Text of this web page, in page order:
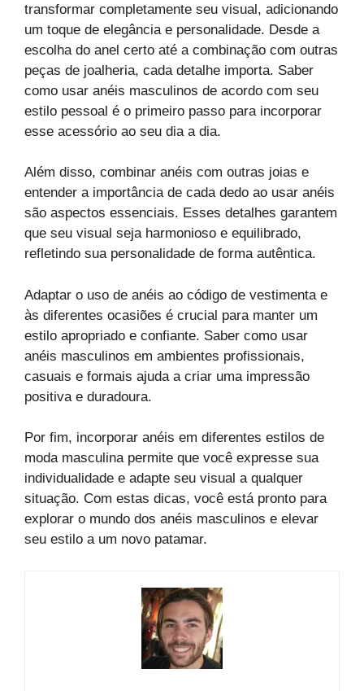
transformar completamente seu visual, adicionando
um toque de elegância e personalidade. Desde a
escolha do anel certo até a combinação com outras
peças de joalheria, cada detalhe importa. Saber
como usar anéis masculinos de acordo com seu
estilo pessoal é o primeiro passo para incorporar
esse acessório ao seu dia a dia.
Além disso, combinar anéis com outras joias e
entender a importância de cada dedo ao usar anéis
são aspectos essenciais. Esses detalhes garantem
que seu visual seja harmonioso e equilibrado,
refletindo sua personalidade de forma autêntica.
Adaptar o uso de anéis ao código de vestimenta e
às diferentes ocasiões é crucial para manter um
estilo apropriado e confiante. Saber como usar
anéis masculinos em ambientes profissionais,
casuais e formais ajuda a criar uma impressão
positiva e duradoura.
Por fim, incorporar anéis em diferentes estilos de
moda masculina permite que você expresse sua
individualidade e adapte seu visual a qualquer
situação. Com estas dicas, você está pronto para
explorar o mundo dos anéis masculinos e elevar
seu estilo a um novo patamar.